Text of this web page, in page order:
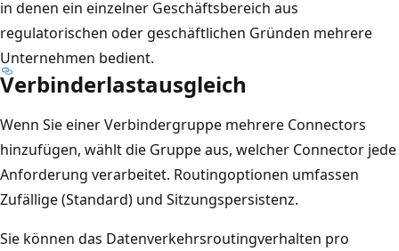
in denen ein einzelner Geschäftsbereich aus
regulatorischen oder geschäftlichen Gründen mehrere
Unternehmen bedient.
Verbinderlastausgleich
Wenn Sie einer Verbindergruppe mehrere Connectors
hinzufügen, wählt die Gruppe aus, welcher Connector jede
Anforderung verarbeitet. Routingoptionen umfassen
Zufällige (Standard) und Sitzungspersistenz.
Sie können das Datenverkehrsroutingverhalten pro